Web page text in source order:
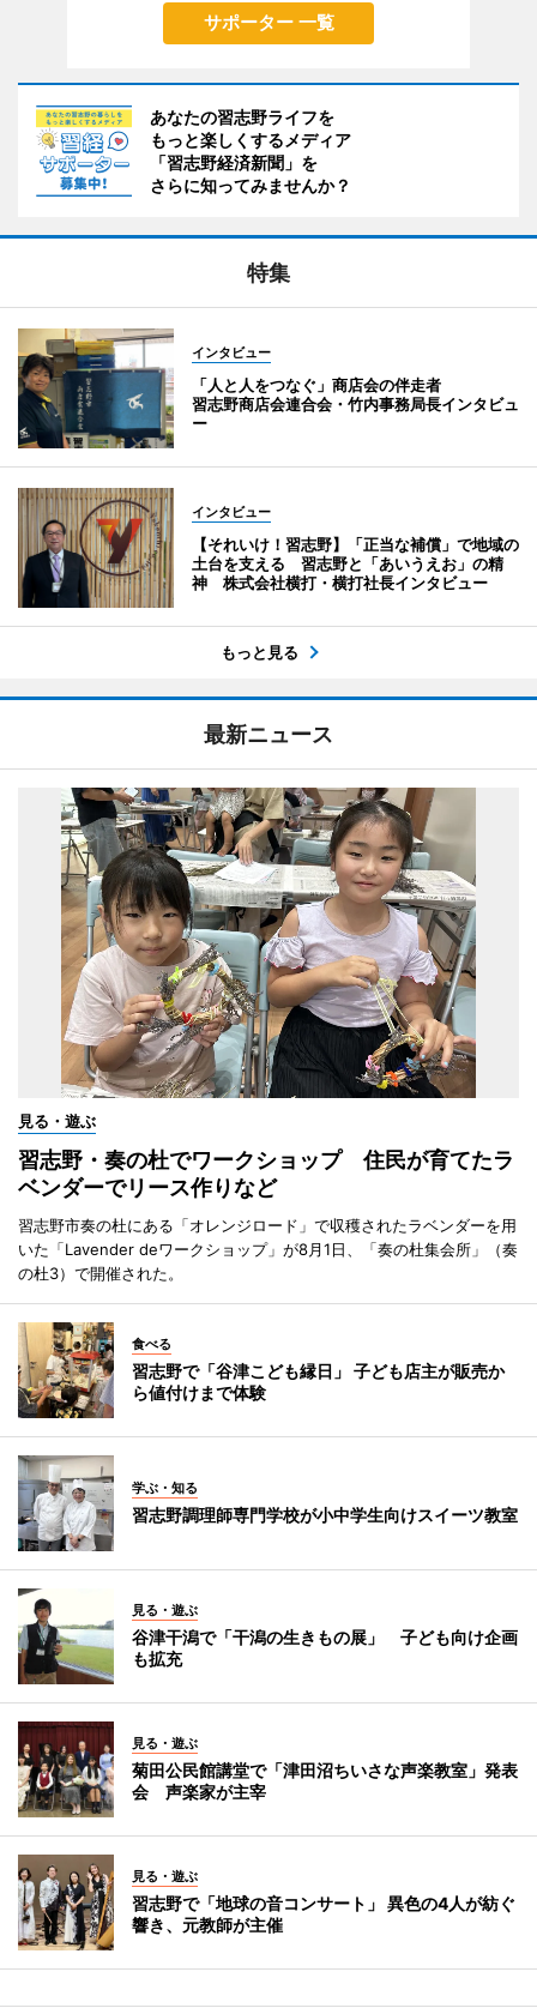
サポーター 一覧
あなたの習志野ライフを
もっと楽しくするメディア
「習志野経済新聞」を
さらに知ってみませんか？
特集
インタビュー
「人と人をつなぐ」商店会の伴走者
習志野商店会連合会・竹内事務局長インタビュ
ー
インタビュー
【それいけ！習志野】「正当な補償」で地域の
土台を支える 習志野と「あいうえお」の精
神 株式会社横打・横打社長インタビュー
もっと見る
最新ニュース
見る・遊ぶ
習志野・奏の杜でワークショップ 住民が育てたラ
ベンダーでリース作りなど
習志野市奏の杜にある「オレンジロード」で収穫されたラベンダーを用
いた「Lavender deワークショップ」が8月1日、「奏の杜集会所」（奏
の杜3）で開催された。
食べる
習志野で「谷津こども縁日」 子ども店主が販売か
ら値付けまで体験
学ぶ・知る
習志野調理師専門学校が小中学生向けスイーツ教室
見る・遊ぶ
谷津干潟で「干潟の生きもの展」 子ども向け企画
も拡充
見る・遊ぶ
菊田公民館講堂で「津田沼ちいさな声楽教室」発表
会 声楽家が主宰
見る・遊ぶ
習志野で「地球の音コンサート」 異色の4人が紡ぐ
響き、元教師が主催